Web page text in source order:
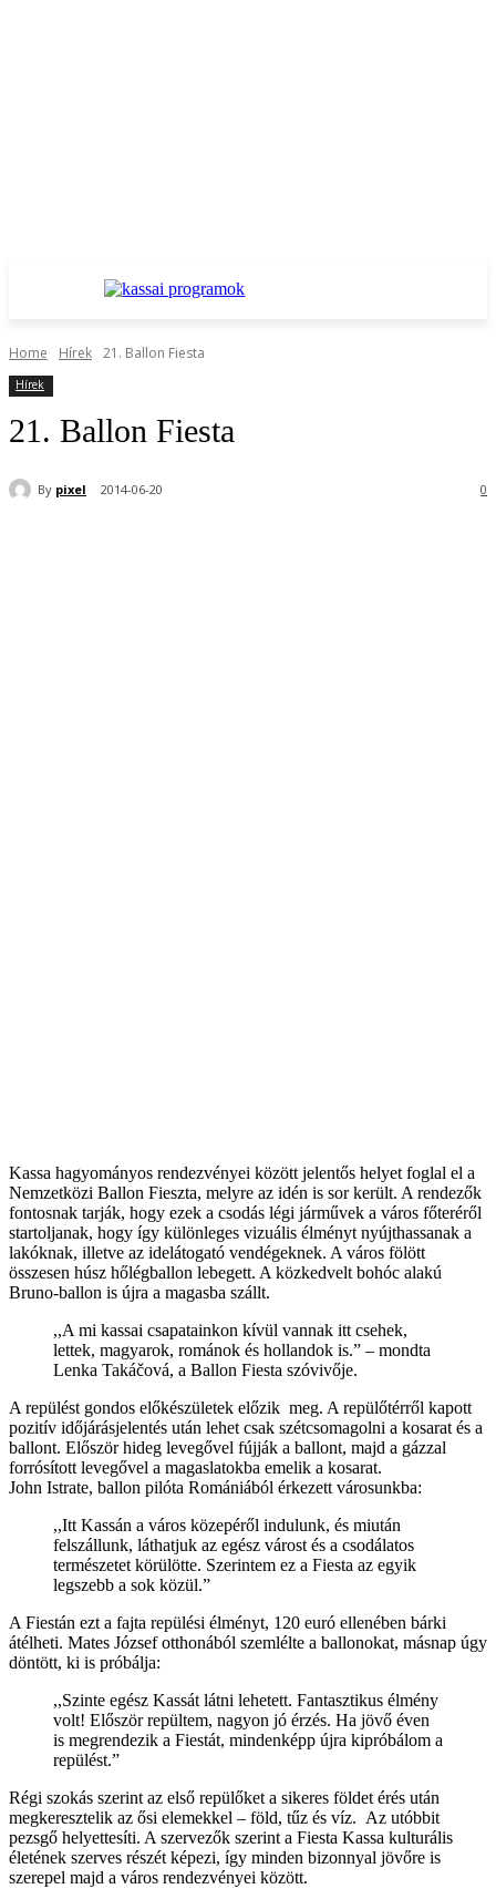
Home Hírek 21. Ballon Fiesta
Hírek
21. Ballon Fiesta
By pixel 2014-06-20 0
Kassa hagyományos rendezvényei között jelentős helyet foglal el a
Nemzetközi Ballon Fieszta, melyre az idén is sor került. A rendezők
fontosnak tarják, hogy ezek a csodás légi járművek a város főteréről
startoljanak, hogy így különleges vizuális élményt nyújthassanak a
lakóknak, illetve az idelátogató vendégeknek. A város fölött
összesen húsz hőlégballon lebegett. A közkedvelt bohóc alakú
Bruno-ballon is újra a magasba szállt.
,,A mi kassai csapatainkon kívül vannak itt csehek,
lettek, magyarok, románok és hollandok is.” – mondta
Lenka Takáčová, a Ballon Fiesta szóvivője.
A repülést gondos előkészületek előzik meg. A repülőtérről kapott
pozitív időjárásjelentés után lehet csak szétcsomagolni a kosarat és a
ballont. Először hideg levegővel fújják a ballont, majd a gázzal
forrósított levegővel a magaslatokba emelik a kosarat.
John Istrate, ballon pilóta Romániából érkezett városunkba:
,,Itt Kassán a város közepéről indulunk, és miután
felszállunk, láthatjuk az egész várost és a csodálatos
természetet körülötte. Szerintem ez a Fiesta az egyik
legszebb a sok közül.”
A Fiestán ezt a fajta repülési élményt, 120 euró ellenében bárki
átélheti. Mates József otthonából szemlélte a ballonokat, másnap úgy
döntött, ki is próbálja:
,,Szinte egész Kassát látni lehetett. Fantasztikus élmény
volt! Először repültem, nagyon jó érzés. Ha jövő éven
is megrendezik a Fiestát, mindenképp újra kipróbálom a
repülést.”
Régi szokás szerint az első repülőket a sikeres földet érés után
megkeresztelik az ősi elemekkel – föld, tűz és víz. Az utóbbit
pezsgő helyettesíti. A szervezők szerint a Fiesta Kassa kulturális
életének szerves részét képezi, így minden bizonnyal jövőre is
szerepel majd a város rendezvényei között.